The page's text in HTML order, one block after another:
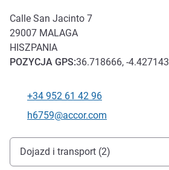
Calle San Jacinto 7
29007 MALAGA
HISZPANIA
POZYCJA GPS:36.718666, -4.427143
Telefon
+34 952 61 42 96
Kontaktowy adres e-mail
h6759@accor.com
Dojazd i transport
Dojazd i transport (2)